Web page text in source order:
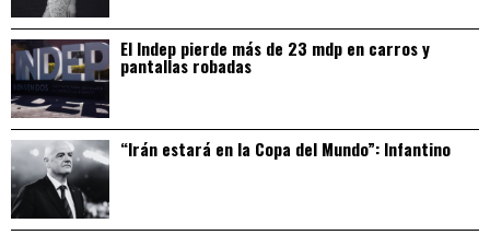
El Indep pierde más de 23 mdp en carros y
pantallas robadas
“Irán estará en la Copa del Mundo”: Infantino